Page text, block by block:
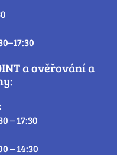
a ověřování a
– 17:30
– 14:30